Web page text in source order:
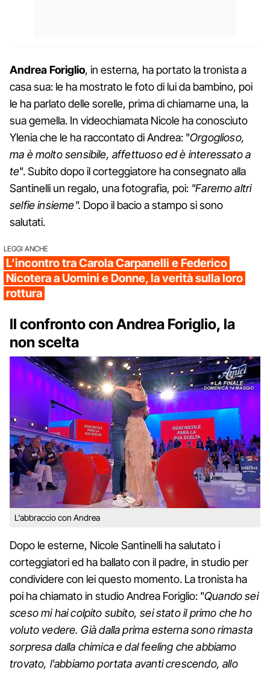
Andrea Foriglio, in esterna, ha portato la tronista a
casa sua: le ha mostrato le foto di lui da bambino, poi
le ha parlato delle sorelle, prima di chiamarne una, la
sua gemella. In videochiamata Nicole ha conosciuto
Ylenia che le ha raccontato di Andrea: "Orgoglioso,
ma è molto sensibile, affettuoso ed è interessato a
te". Subito dopo il corteggiatore ha consegnato alla
Santinelli un regalo, una fotografia, poi: "Faremo altri
selfie insieme". Dopo il bacio a stampo si sono
salutati.
LEGGI ANCHE
L’incontro tra Carola Carpanelli e Federico
Nicotera a Uomini e Donne, la verità sulla loro
rottura
Il confronto con Andrea Foriglio, la
non scelta
L'abbraccio con Andrea
Dopo le esterne, Nicole Santinelli ha salutato i
corteggiatori ed ha ballato con il padre, in studio per
condividere con lei questo momento. La tronista ha
poi ha chiamato in studio Andrea Foriglio: "Quando sei
sceso mi hai colpito subito, sei stato il primo che ho
voluto vedere. Già dalla prima esterna sono rimasta
sorpresa dalla chimica e dal feeling che abbiamo
trovato, l'abbiamo portata avanti crescendo, allo